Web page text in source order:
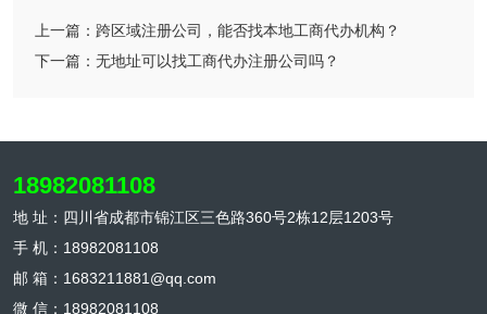
上一篇： 跨区域注册公司，能否找本地工商代办机构？
下一篇： 无地址可以找工商代办注册公司吗？
18982081108
地 址：四川省成都市锦江区三色路360号2栋12层1203号
手 机：18982081108
邮 箱：1683211881@qq.com
微 信：18982081108